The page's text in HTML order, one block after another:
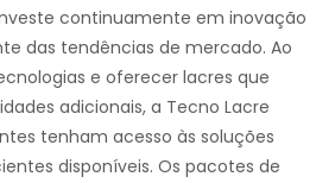
continuamente em inovação
das tendências de mercado. Ao
e oferecer lacres que
adicionais, a Tecno Lacre
tenham acesso às soluções
disponíveis. Os pacotes de